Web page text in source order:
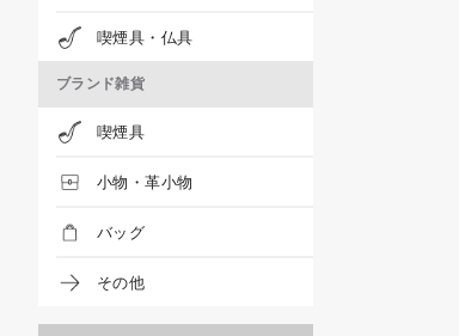
喫煙具・仏具
ブランド雑貨
喫煙具
小物・革小物
バッグ
その他